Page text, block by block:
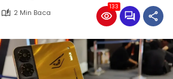
2 Min Baca
133